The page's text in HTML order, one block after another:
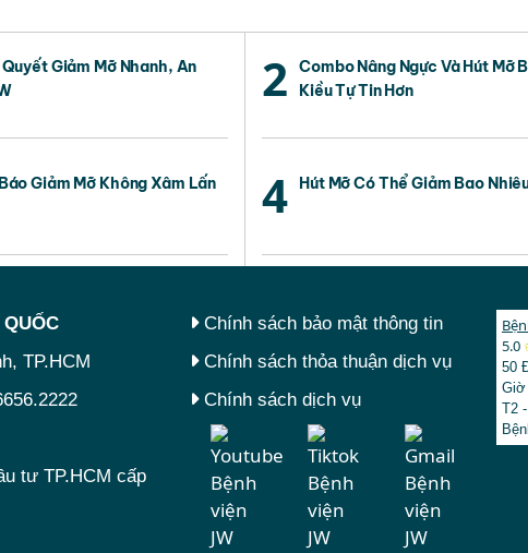
Giảm Mỡ Nhanh, An
2
Combo Nâng Ngực Và Hút Mỡ
Kiều Tự Tin Hơn
Giảm Mỡ Không Xâm Lấn
4 Hút Mỡ Có Thể Giảm Bao
TP.HCM
tư TP.HCM cấp
Chính sách bảo mật thông tin
Chính sách thỏa thuận dịch vụ
Chính sách dịch vụ
5.0
50
Giờ
T2